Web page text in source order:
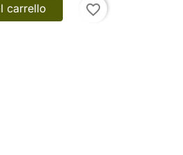
carrello favorite_border